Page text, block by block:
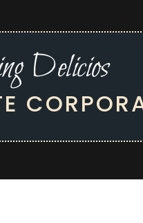
Delicios